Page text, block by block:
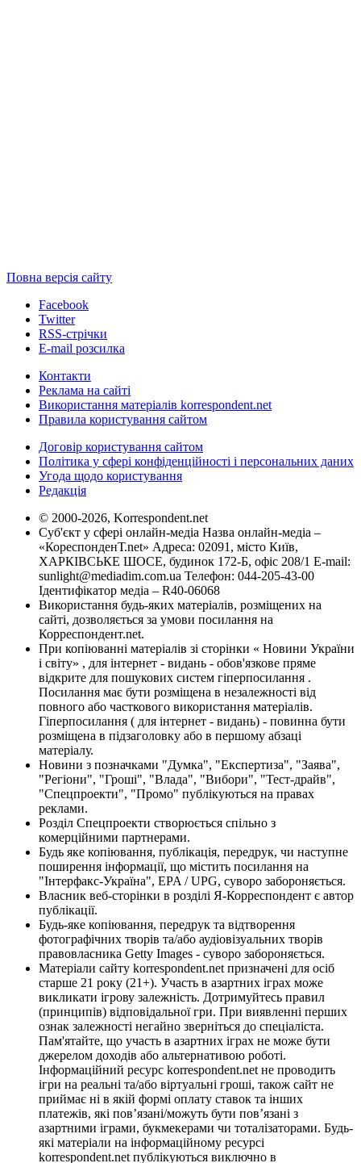
Повна версія сайту
Facebook
Twitter
RSS-стрічки
E-mail розсилка
Контакти
Реклама на сайті
Використання матеріалів korrespondent.net
Правила користування сайтом
Договір користування сайтом
Політика у сфері конфіденційності і персональних даних
Угода щодо користування
Редакція
© 2000-2026, Korrespondent.net
Суб'єкт у сфері онлайн-медіа Назва онлайн-медіа –
«КореспонденТ.net» Адреса: 02091, місто Київ,
ХАРКІВСЬКЕ ШОСЕ, будинок 172-Б, офіс 208/1 E-mail:
sunlight@mediadim.com.ua Телефон: 044-205-43-00
Ідентифікатор медіа – R40-06068
Використання будь-яких матеріалів, розміщених на
сайті, дозволяється за умови посилання на
Корреспондент.net.
При копіюванні матеріалів зі сторінки « Новини України
і світу» , для інтернет - видань - обов'язкове пряме
відкрите для пошукових систем гіперпосилання .
Посилання має бути розміщена в незалежності від
повного або часткового використання матеріалів.
Гіперпосилання ( для інтернет - видань) - повинна бути
розміщена в підзаголовку або в першому абзаці
матеріалу.
Новини з позначками "Думка", "Експертиза", "Заява",
"Регіони", "Гроші", "Влада", "Вибори", "Тест-драйв",
"Спецпроекти", "Промо" публікуються на правах
реклами.
Розділ Спецпроекти створюється спільно з
комерційними партнерами.
Будь яке копіювання, публікація, передрук, чи наступне
поширення інформації, що містить посилання на
"Інтерфакс-Україна", EPA / UPG, суворо забороняється.
Власник веб-сторінки в розділі Я-Корреспондент є автор
публікації.
Будь-яке копіювання, передрук та відтворення
фотографічних творів та/або аудіовізуальних творів
правовласника Getty Images - суворо забороняється.
Матеріали сайту korrespondent.net призначені для осіб
старше 21 року (21+). Участь в азартних іграх може
викликати ігрову залежність. Дотримуйтесь правил
(принципів) відповідальної гри. При виявленні перших
ознак залежності негайно зверніться до спеціаліста.
Пам'ятайте, що участь в азартних іграх не може бути
джерелом доходів або альтернативою роботі.
Інформаційний ресурс korrespondent.net не проводить
ігри на реальні та/або віртуальні гроші, також сайт не
приймає ні в якій формі оплату ставок та інших
платежів, які пов’язані/можуть бути пов’язані з
азартними іграми, букмекерами чи тоталізаторами. Будь-
які матеріали на інформаційному ресурсі
korrespondent.net публікуються виключно в